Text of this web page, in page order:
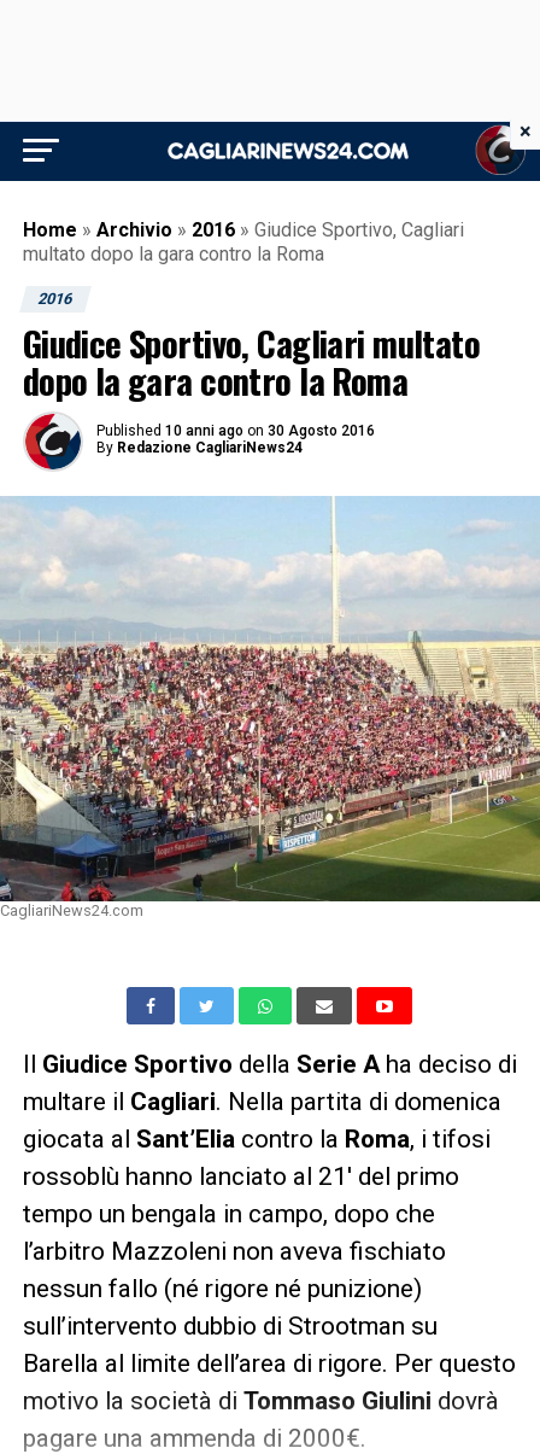
Home » Archivio » 2016 » Giudice Sportivo, Cagliari
multato dopo la gara contro la Roma
2016
Giudice Sportivo, Cagliari multato
dopo la gara contro la Roma
Published 10 anni ago on 30 Agosto 2016
By Redazione CagliariNews24
CagliariNews24.com
Il Giudice Sportivo della Serie Aha deciso di
multare il Cagliari. Nella partita di domenica
giocata al Sant’Elia contro la Roma, i tifosi
rossoblù hanno lanciato al 21′ del primo
tempo un bengala in campo, dopo che
l’arbitro Mazzoleni non aveva fischiato
nessun fallo (né rigore né punizione)
sull’intervento dubbio di Strootman su
Barella al limite dell’area di rigore. Per questo
motivo la società di Tommaso Giulini dovrà
pagare una ammenda di 2000€.
×